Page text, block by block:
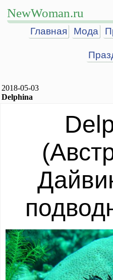
NewWoman.ru
Главная Мода
2018-05-03
Delphina